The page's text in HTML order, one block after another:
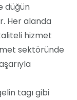
düğün
Her alanda
hizmet
sektöründe
tagı gibi